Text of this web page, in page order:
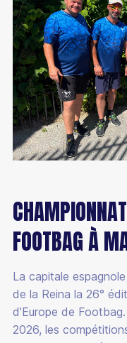
FOOTBAG À
La capitale
de la Reina la 26°
d’Europe de
2026, les